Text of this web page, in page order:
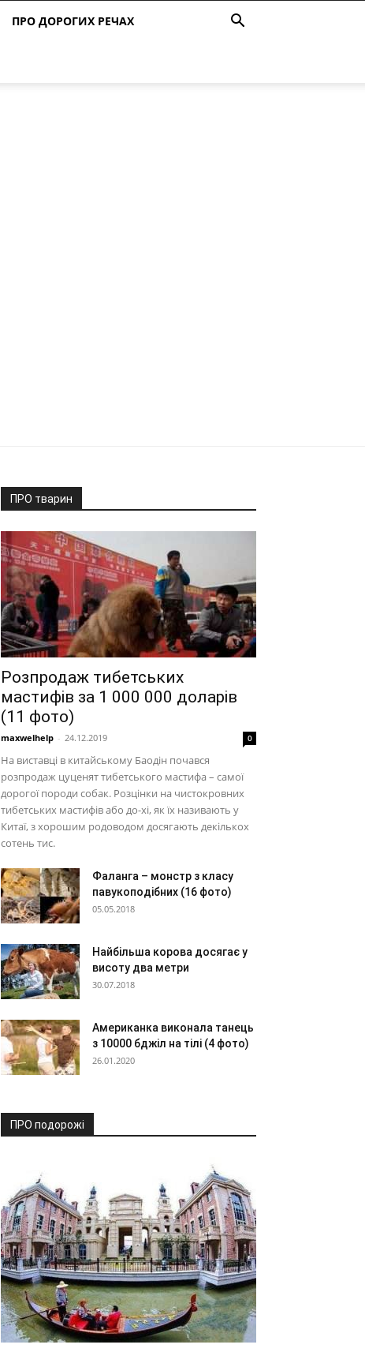
ПРО ДОРОГИХ РЕЧАХ
ПРО тварин
Розпродаж тибетських
мастифів за 1 000 000 доларів
(11 фото)
maxwelhelp - 24.12.2019 0
На виставці в китайському Баодін почався
розпродаж цуценят тибетського мастифа – самої
дорогої породи собак. Розцінки на чистокровних
тибетських мастифів або до-хі, як їх називають у
Китаї, з хорошим родоводом досягають декількох
сотень тис.
Фаланга – монстр з класу
павукоподібних (16 фото)
05.05.2018
Найбільша корова досягає у
висоту два метри
30.07.2018
Американка виконала танець
з 10000 бджіл на тілі (4 фото)
26.01.2020
ПРО подорожі